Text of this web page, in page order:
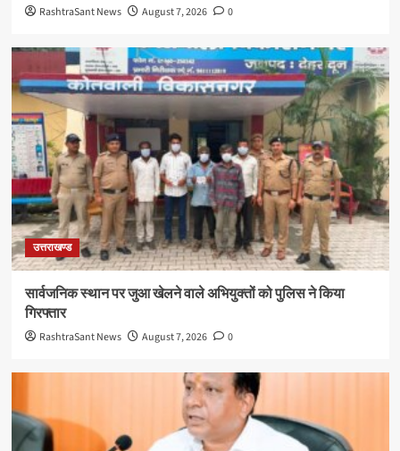
RashtraSant News August 7, 2026 0
उत्तराखण्ड
सार्वजनिक स्थान पर जुआ खेलने वाले अभियुक्तों को पुलिस ने किया
गिरफ्तार
RashtraSant News August 7, 2026 0